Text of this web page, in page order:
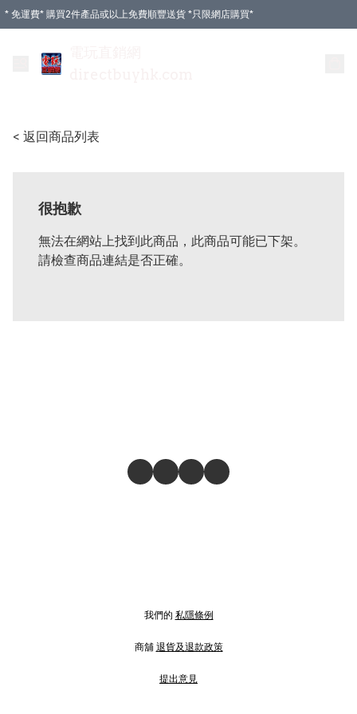
* 免運費* 購買2件產品或以上免費順豐送貨 *只限網店購買*
< 返回商品列表
很抱歉
無法在網站上找到此商品，此商品可能已下架。
請檢查商品連結是否正確。
我們的 私隱條例
商舖 退貨及退款政策
提出意見